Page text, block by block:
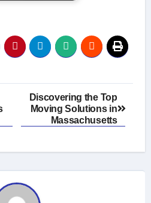
Discovering the Top
Moving Solutions in
Massachusetts